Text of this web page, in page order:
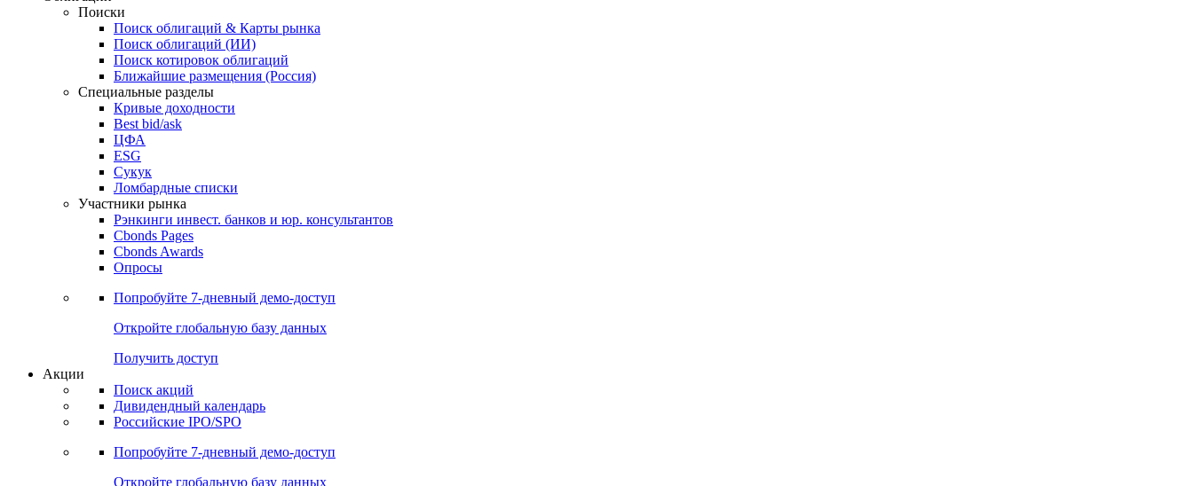
ежеквартальный аналитический журнал
Облигации
Поиски
Поиск облигаций & Карты рынка
Поиск облигаций (ИИ)
Поиск котировок облигаций
Ближайшие размещения (Россия)
Специальные разделы
Кривые доходности
Best bid/ask
ЦФА
ESG
Сукук
Ломбардные списки
Участники рынка
Рэнкинги инвест. банков и юр. консультантов
Cbonds Pages
Cbonds Awards
Опросы
Попробуйте7-дневный
Откройте глобальную базу данных
Получить доступ
Акции
Поиск акций
Дивидендный календарь
Российские IPO/SPO